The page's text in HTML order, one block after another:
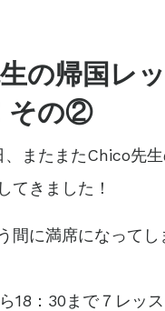
の帰国レ
その②
またまたChico先
てきました！
間に満席になってし
18：30まで７レッ